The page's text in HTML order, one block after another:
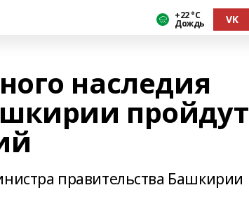
+22 °С
Дождь VK
наследия
пройдут
правительства Башкирии